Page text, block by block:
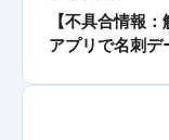
【不具合情報
アプリで名刺デ